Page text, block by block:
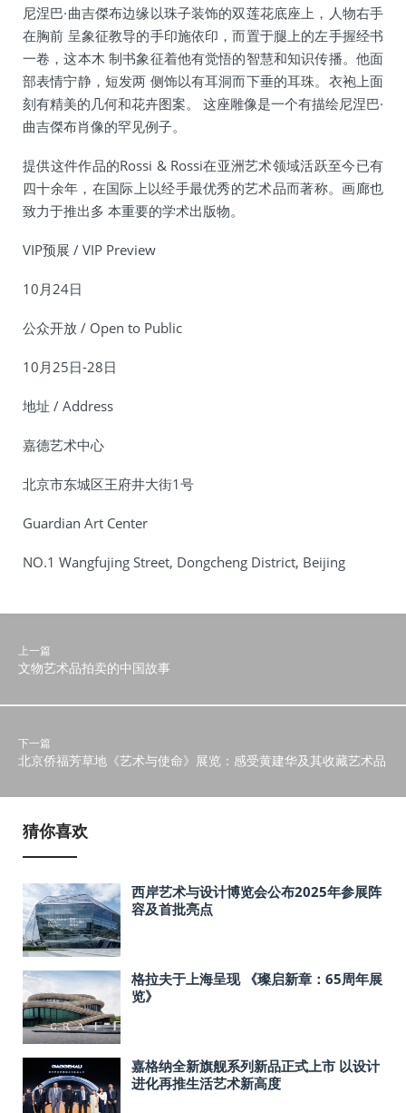
尼涅巴·曲吉傑布边缘以珠子装饰的双莲花底座上，人物右手
在胸前 呈象征教导的手印施依印，而置于腿上的左手握经书
一卷，这本木 制书象征着他有觉悟的智慧和知识传播。他面
部表情宁静，短发两 侧饰以有耳洞而下垂的耳珠。衣袍上面
刻有精美的几何和花卉图案。 这座雕像是一个有描绘尼涅巴·
曲吉傑布肖像的罕见例子。
提供这件作品的Rossi & Rossi在亚洲艺术领域活跃至今已有
四十余年，在国际上以经手最优秀的艺术品而著称。画廊也
致力于推出多 本重要的学术出版物。
VIP预展 / VIP Preview
10月24日
公众开放 / Open to Public
10月25日-28日
地址 / Address
嘉德艺术中心
北京市东城区王府井大街1号
Guardian Art Center
NO.1 Wangfujing Street, Dongcheng District, Beijing
上一篇
文物艺术品拍卖的中国故事
下一篇
北京侨福芳草地《艺术与使命》展览：感受黄建华及其收藏艺术品
猜你喜欢
西岸艺术与设计博览会公布2025年参展阵
容及首批亮点
格拉夫于上海呈现 《璨启新章：65周年展
览》
嘉格纳全新旗舰系列新品正式上市 以设计
进化再推生活艺术新高度